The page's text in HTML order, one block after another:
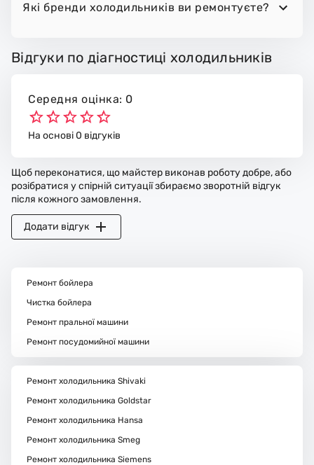
Які бренди холодильників ви ремонтуєте?
Відгуки по діагностиці холодильників
Середня оцінка: 0
На основі 0 відгуків
Щоб переконатися, що майстер виконав роботу добре, або
розібратися у спірній ситуації збираємо зворотній відгук
після кожного замовлення.
Додати відгук
Ремонт бойлера
Чистка бойлера
Ремонт пральної машини
Ремонт посудомийної машини
Ремонт холодильника Shivaki
Ремонт холодильника Goldstar
Ремонт холодильника Hansa
Ремонт холодильника Smeg
Ремонт холодильника Siemens